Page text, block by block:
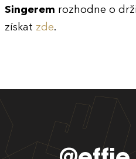
Singerem rozhodne o
získat zde.